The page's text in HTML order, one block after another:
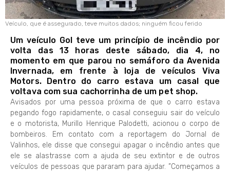
Veículo, que é assegurado, teve muitos dados; ninguém ficou ferido
Um veículo Gol teve um princípio de incêndio por
volta das 13 horas deste sábado, dia 4, no
momento em que parou no semáforo da Avenida
Invernada, em frente à loja de veículos Viva
Motors. Dentro do carro estava um casal que
voltava com sua cachorrinha de um pet shop.
Avisados por uma pessoa próxima de que o carro estava
pegando fogo rapidamente, o casal conseguiu sair do veículo
e o motorista, Murillo Henrique Palodetti, acionou o corpo de
bombeiros. Em contato com a reportagem do Jornal de
Valinhos, ele disse que consegui apagar o incêndio antes que
ele se alastrasse com a ajuda de seu extintor e de outros
veículos de pessoas que pararam para ajudar. ”Começamos a